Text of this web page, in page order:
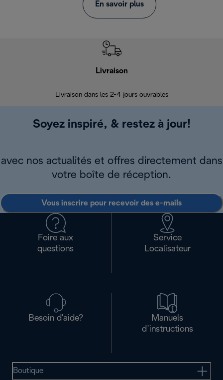
En savoir plus
Livraison
Livraison dans les 2-4 jours ouvrables
Soyez inspiré, & restez à jour!
avec nos actualités et offres directement dans
votre boîte de réception.
Vous inscrire pour recevoir des e-mails
Foire aux
questions
Service
Localisateur
Besoin d'aide?
Manuels
d’instructions
Boutique